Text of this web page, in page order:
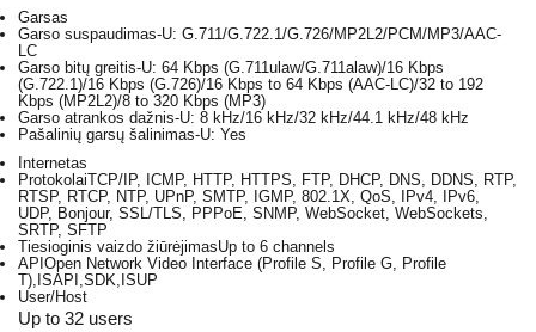
Garsas
Garso suspaudimas-U: G.711/G.722.1/G.726/MP2L2/PCM/MP3/AAC-
LC
Garso bitų greitis-U: 64 Kbps (G.711ulaw/G.711alaw)/16 Kbps
(G.722.1)/16 Kbps (G.726)/16 Kbps to 64 Kbps (AAC-LC)/32 to 192
Kbps (MP2L2)/8 to 320 Kbps (MP3)
Garso atrankos dažnis-U: 8 kHz/16 kHz/32 kHz/44.1 kHz/48 kHz
Pašalinių garsų šalinimas-U: Yes
Internetas
ProtokolaiTCP/IP, ICMP, HTTP, HTTPS, FTP, DHCP, DNS, DDNS, RTP,
RTSP, RTCP, NTP, UPnP, SMTP, IGMP, 802.1X, QoS, IPv4, IPv6,
UDP, Bonjour, SSL/TLS, PPPoE, SNMP, WebSocket, WebSockets,
SRTP, SFTP
Tiesioginis vaizdo žiūrėjimasUp to 6 channels
API Open Network Video Interface (Profile S, Profile G, Profile
T),ISAPI,SDK,ISUP
User/Host
Up to 32 users